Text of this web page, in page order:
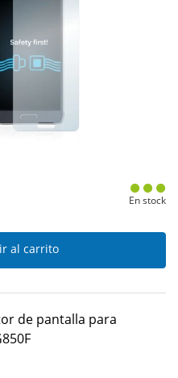
En stock
al carrito
de pantalla para